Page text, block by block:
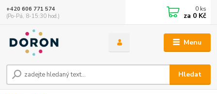
Menu
Hledat
+420 606 771 574
(Po-Pá, 8-15:30 hod.)
0 ks
za 0 Kč